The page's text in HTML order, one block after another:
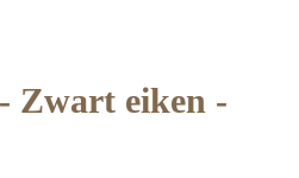
Zwart eiken -